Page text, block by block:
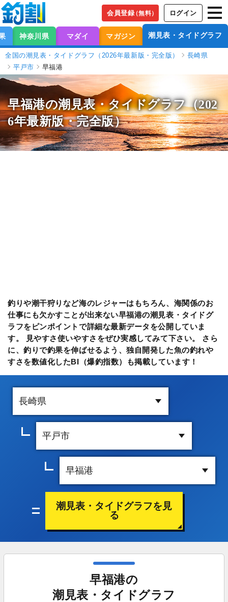
会員登録（無料） ログイン
神奈川県 マダイ マガジン 潮見表・タイドグラフ
全国の潮見表・タイドグラフ（2026年最新版・完全版）
長崎県
平戸市
早福港
早福港の潮見表・タイドグラフ（202
6年最新版・完全版）
釣りや潮干狩りなど海のレジャーはもちろん、海関係のお
仕事にも欠かすことが出来ない早福港の潮見表・タイドグ
ラフをピンポイントで詳細な最新データを公開していま
す。 見やすさ使いやすさをぜひ実感してみて下さい。 さら
に、釣りで釣果を伸ばせるよう、独自開発した魚の釣れや
すさを数値化したBI（爆釣指数）も掲載しています！
潮見表・タイドグラフを見
る
早福港の
潮見表・タイドグラフ